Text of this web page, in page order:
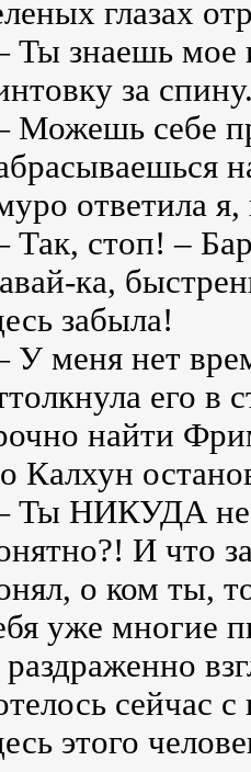
глазах
знаешь мое
за
себе
ответила
стоп! –
ка,
забыла!
меня нет
его в
найти
Калхун
НИКУДА не
И что
о ком ты,
уже многие
сейчас
этого